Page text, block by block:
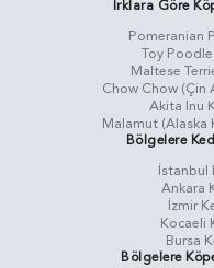
Irklara Göre
Pomeranian
Toy
Maltese
Chow Chow (Çin
Akita Inu
Malamut (Alaska
Bölgelere
İstanbul
Ankara
İzmir
Kocaeli
Bursa
Bölgelere